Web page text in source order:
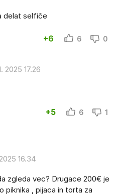
delat selfiče
+6 6 0
2025 17.26
+5 6 1
16.34
zgleda vec? Drugace 200€ je
piknika , pijaca in torta za